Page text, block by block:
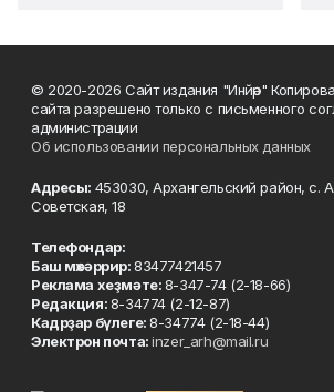
© 2020-2026 Сайт издания "Инйәр"
сайта разрешено только с письменного
администрации
Об использовании персональных данных
Адресы: 453030, Архангельский район, с.
Советская, 18
Телефондар:
Баш мөхәррир:83477421457
Реклама хеҙмәте:8-347-74 (2-18-66)
Редакция:8-34774 (2-12-87)
Кадрҙар бүлеге:8-34774 (2-18-44)
Электрон почта:inzer_arh@mail.ru